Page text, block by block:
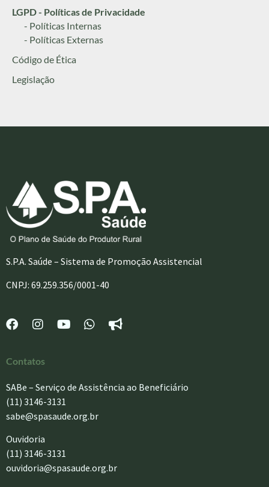
LGPD - Políticas de Privacidade
- Políticas Internas
- Políticas Externas
Código de Ética
Legislação
S.P.A. Saúde – Sistema de Promoção Assistencial
CNPJ: 69.259.356/0001-40
Contatos
SABe – Serviço de Assistência ao Beneficiário
(11) 3146-3131
sabe@spasaude.org.br
Ouvidoria
(11) 3146-3131
ouvidoria@spasaude.org.br